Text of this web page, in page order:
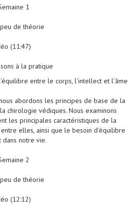
1
de théorie
(11:47)
à la pratique
entre le corps, l’intellect et l’âme
abordons les principes de base de la
chirologie védiques. Nous examinons
les principales caractéristiques de la
elles, ainsi que le besoin d’équilibre
dans notre vie.
2
de théorie
(12:12)